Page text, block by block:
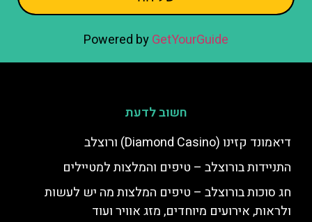
Powered byGetYourGuide
חשוב לדעת
דיאמונד קזינו (Diamond Casino) ורוצלב
התניידות בורוצלב – טיפים והמלצות למטיילים
חג סוכות בורוצלב – טיפים המלצות מה יש לעשות
ולראות, אירועים מיוחדים, מזג אוויר ועוד